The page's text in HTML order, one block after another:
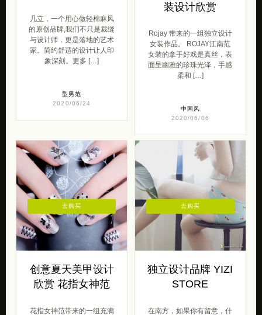
几立，一个用心做轻棉麻风
的原创品牌,我们不只是裁缝
与设计师，更是落地的艺术
家。简约舒适的设计让人印
象深刻。更多 […]
型男范
2020/06/24
装设计欣赏
Rojay 带来的一组独立设计
女装作品。 ROJAY江南范
女装的拿手好戏是真丝，表
面呈幽雅的珍珠光泽，手感
柔和 […]
中国风
2020/06/06
创意夏天美甲设计
欣赏 花指女神范
花指女神范带来的一组充满
去购买
独立设计品牌 YIZI
STORE
在南方，如果你有留意，什
去购买